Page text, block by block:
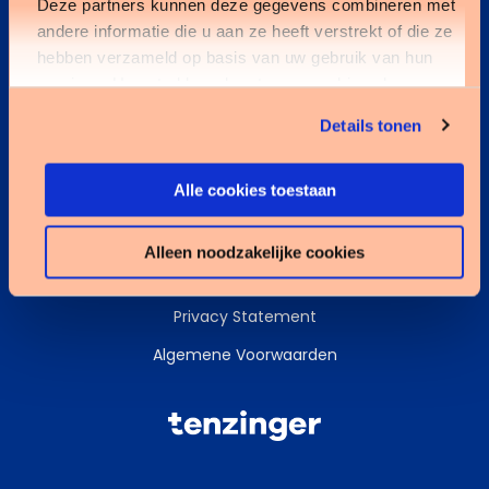
Deze partners kunnen deze gegevens combineren met
andere informatie die u aan ze heeft verstrekt of die ze
hebben verzameld op basis van uw gebruik van hun
services. U gaat akkoord met onze cookies als u onze
Details tonen
Alle cookies toestaan
Alleen noodzakelijke cookies
Kennisbank
Services
Cookies
Privacy Statement
Algemene Voorwaarden
Tenzinger